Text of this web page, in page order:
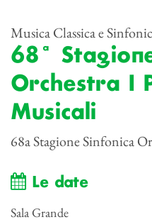
Musica Classica e
68ª
Orchestra I
Musicali
68a Stagione Sinfonica
Le date
Sala Grande